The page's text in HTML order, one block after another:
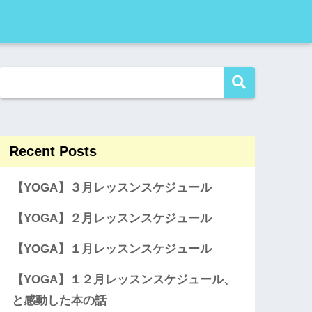
Recent Posts
【YOGA】３月レッスンスケジュール
【YOGA】２月レッスンスケジュール
【YOGA】１月レッスンスケジュール
【YOGA】１２月レッスンスケジュール、
と感動した本の話